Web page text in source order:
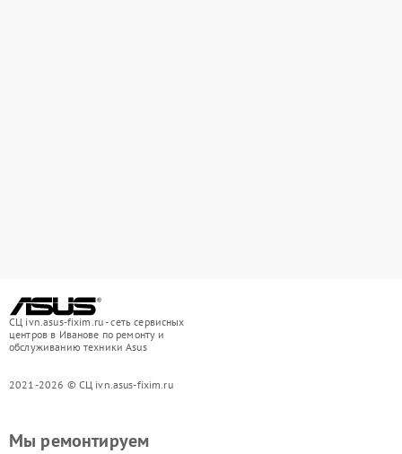
СЦ ivn.asus-fixim.ru - сеть сервисных
центров в Иванове по ремонту и
обслуживанию техники Asus
2021-2026 © СЦ ivn.asus-fixim.ru
Мы ремонтируем